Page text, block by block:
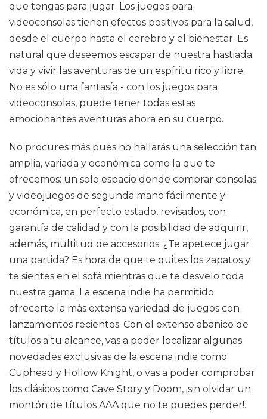
que tengas para jugar. Los juegos para
videoconsolas tienen efectos positivos para la salud,
desde el cuerpo hasta el cerebro y el bienestar. Es
natural que deseemos escapar de nuestra hastiada
vida y vivir las aventuras de un espíritu rico y libre.
No es sólo una fantasía - con los juegos para
videoconsolas, puede tener todas estas
emocionantes aventuras ahora en su cuerpo.
No procures más pues no hallarás una selección tan
amplia, variada y económica como la que te
ofrecemos: un solo espacio donde comprar consolas
y videojuegos de segunda mano fácilmente y
económica, en perfecto estado, revisados, con
garantía de calidad y con la posibilidad de adquirir,
además, multitud de accesorios. ¿Te apetece jugar
una partida? Es hora de que te quites los zapatos y
te sientes en el sofá mientras que te desvelo toda
nuestra gama. La escena indie ha permitido
ofrecerte la más extensa variedad de juegos con
lanzamientos recientes. Con el extenso abanico de
títulos a tu alcance, vas a poder localizar algunas
novedades exclusivas de la escena indie como
Cuphead y Hollow Knight, o vas a poder comprobar
los clásicos como Cave Story y Doom, ¡sin olvidar un
montón de títulos AAA que no te puedes perder!.